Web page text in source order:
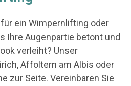
ein Wimpernlifting oder
Ihre Augenpartie betont und
verleiht? Unser
Affoltern am Albis oder
zur Seite. Vereinbaren Sie